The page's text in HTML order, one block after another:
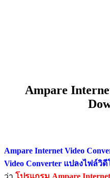
Ampare
Ampare Internet Video
Video Converter แปลงไฟล์วิ